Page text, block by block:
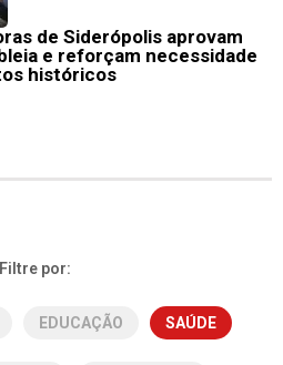
de Siderópolis aprovam
e reforçam necessidade
históricos
Filtre por:
EDUCAÇÃO SAÚDE